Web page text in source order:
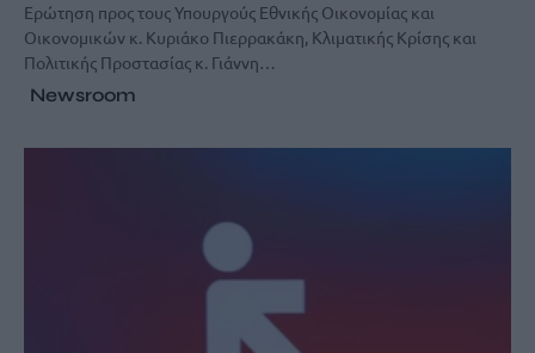
Ερώτηση προς τους Υπουργούς Εθνικής Οικονομίας και
Οικονομικών κ. Κυριάκο Πιερρακάκη, Κλιματικής Κρίσης και
Πολιτικής Προστασίας κ. Γιάννη…
Newsroom